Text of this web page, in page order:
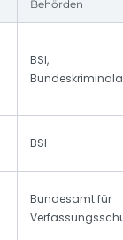
Behörden
BSI,
BSI
Bundesamt für